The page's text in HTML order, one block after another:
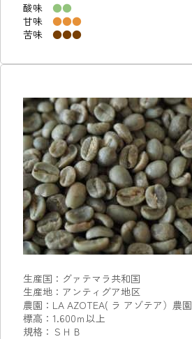
酸味 ●●
甘味 ●●●
苦味 ●●●
生産国：グァテマラ共和国
生産地：アンティグア地区
農園：LA AZOTEA( ラ アゾテア）農園
標高：1.600ｍ以上
規格：ＳＨＢ